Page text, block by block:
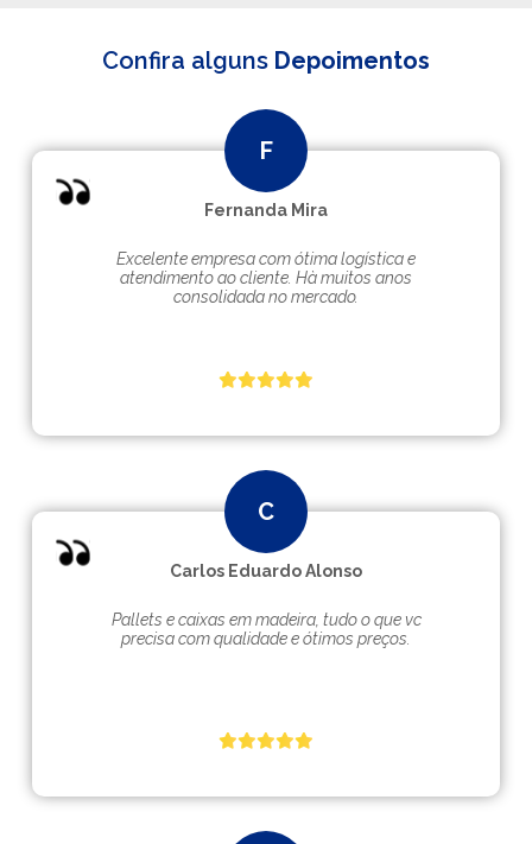
Confira alguns Depoimentos
Fernanda Mira
Excelente empresa com ótima logística e
atendimento ao cliente. Hà muitos anos
consolidada no mercado.
Carlos Eduardo Alonso
Pallets e caixas em madeira, tudo o que vc
precisa com qualidade e ótimos preços.